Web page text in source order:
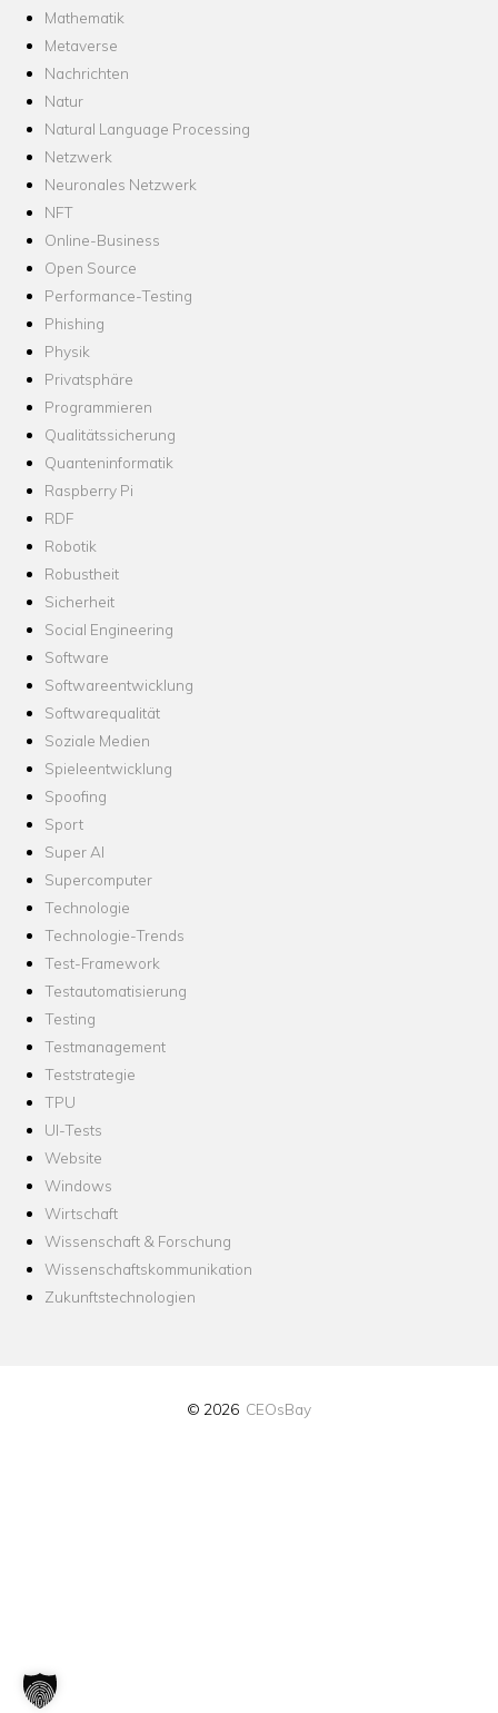
Mathematik
Metaverse
Nachrichten
Natur
Natural Language Processing
Netzwerk
Neuronales Netzwerk
NFT
Online-Business
Open Source
Performance-Testing
Phishing
Physik
Privatsphäre
Programmieren
Qualitätssicherung
Quanteninformatik
Raspberry Pi
RDF
Robotik
Robustheit
Sicherheit
Social Engineering
Software
Softwareentwicklung
Softwarequalität
Soziale Medien
Spieleentwicklung
Spoofing
Sport
Super AI
Supercomputer
Technologie
Technologie-Trends
Test-Framework
Testautomatisierung
Testing
Testmanagement
Teststrategie
TPU
UI-Tests
Website
Windows
Wirtschaft
Wissenschaft & Forschung
Wissenschaftskommunikation
Zukunftstechnologien
© 2026 CEOsBay